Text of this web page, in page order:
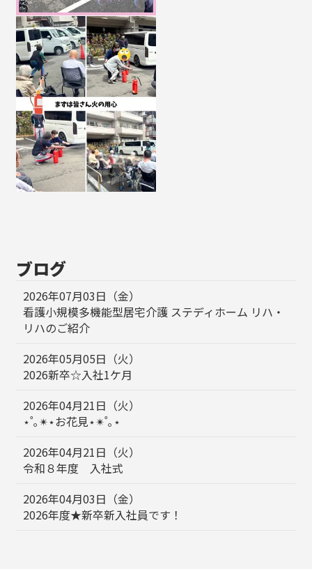
ブログ
2026年07月03日（金）
看護小規模多機能型居宅介護 ステディホーム リハ・
リハのご紹介
2026年05月05日（火）
2026新卒☆入社1ケ月
2026年04月21日（火）
⋆˚｡✴︎⋆お花見⋆✴︎˚｡⋆
2026年04月21日（火）
令和８年度 入社式
2026年04月03日（金）
2026年度★新卒新入社員です！